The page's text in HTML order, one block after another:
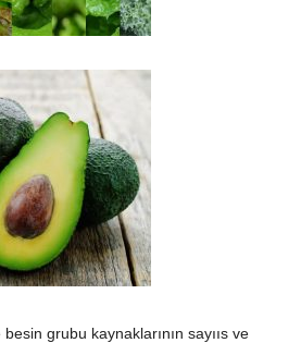
grubu kaynaklarının sayııs ve